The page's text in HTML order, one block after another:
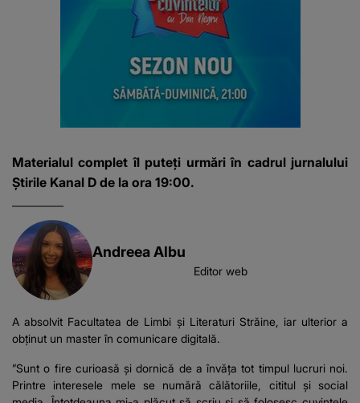
Materialul complet îl puteți urmări în cadrul jurnalului
Știrile Kanal D de la ora 19:00.
Andreea Albu
Editor web
A absolvit Facultatea de Limbi și Literaturi Străine, iar ulterior a
obținut un master în comunicare digitală.
”Sunt o fire curioasă și dornică de a învăța tot timpul lucruri noi.
Printre interesele mele se numără călătoriile, cititul și social